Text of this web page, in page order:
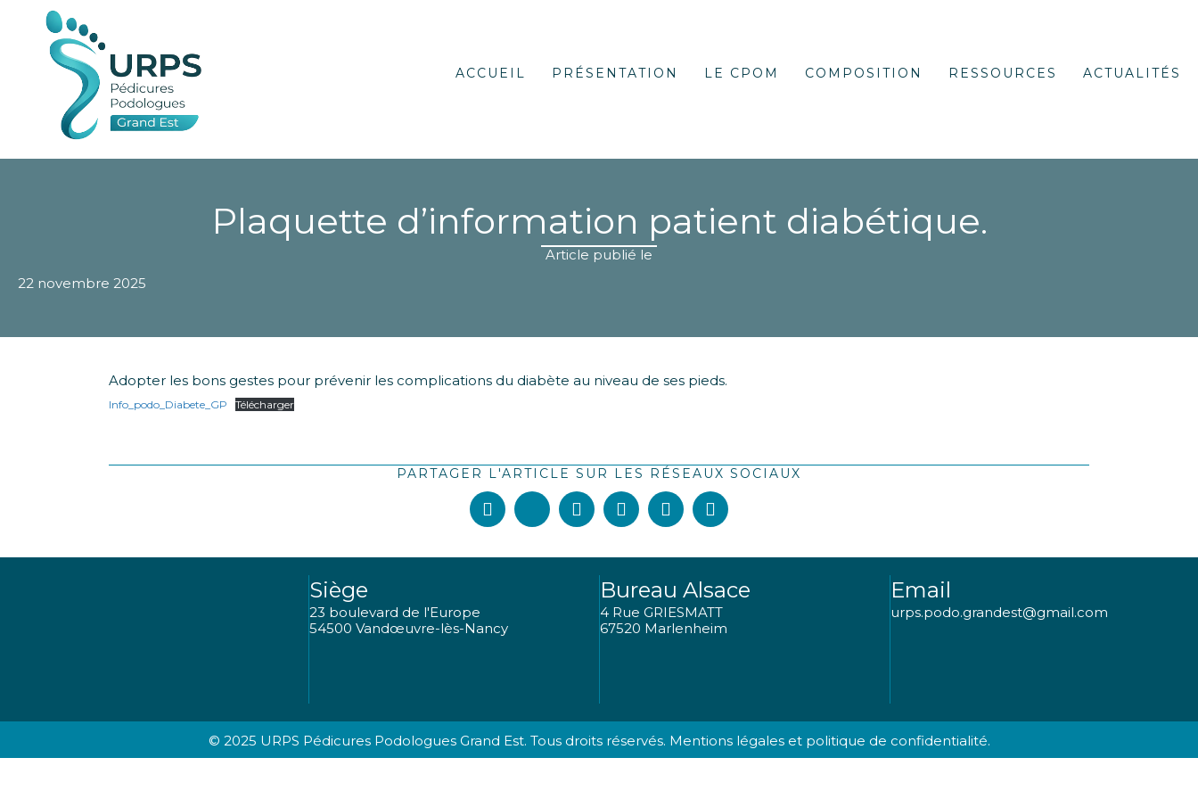
ACCUEIL PRÉSENTATION LE CPOM COMPOSITION RESSOURCES ACTUALITÉS
Plaquette d’information patient diabétique.
Article publié le
22 novembre 2025
Adopter les bons gestes pour prévenir les complications du diabète au niveau de ses pieds.
Info_podo_Diabete_GP Télécharger
PARTAGER L'ARTICLE SUR LES RÉSEAUX SOCIAUX
Siège
23 boulevard de l'Europe
54500 Vandœuvre-lès-Nancy
Bureau Alsace
4 Rue GRIESMATT
67520 Marlenheim
Email
urps.podo.grandest@gmail.com
© 2025 URPS Pédicures Podologues Grand Est. Tous droits réservés. Mentions légales et politique de confidentialité.